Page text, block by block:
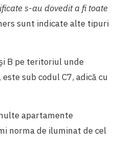
s-au dovedit a fi toate
sunt indicate alte tipuri
B pe teritoriul unde
sub codul C7, adică cu
apartamente
norma de iluminat de cel